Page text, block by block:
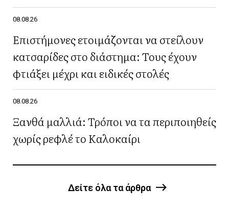
08.08.26
Επιστήμονες ετοιμάζονται να στείλουν
κατσαρίδες στο διάστημα: Τους έχουν
φτιάξει μέχρι και ειδικές στολές
08.08.26
Ξανθά μαλλιά: Τρόποι να τα περιποιηθείς
χωρίς ρεφλέ το Καλοκαίρι
Δείτε όλα τα άρθρα